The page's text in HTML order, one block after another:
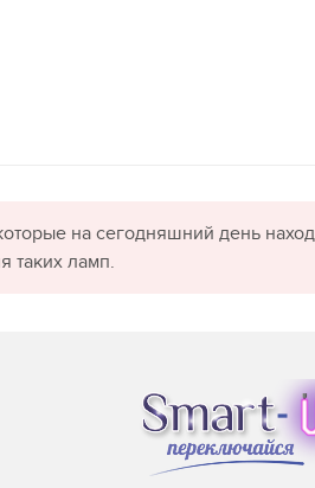
на сегодняшний день
таких ламп.